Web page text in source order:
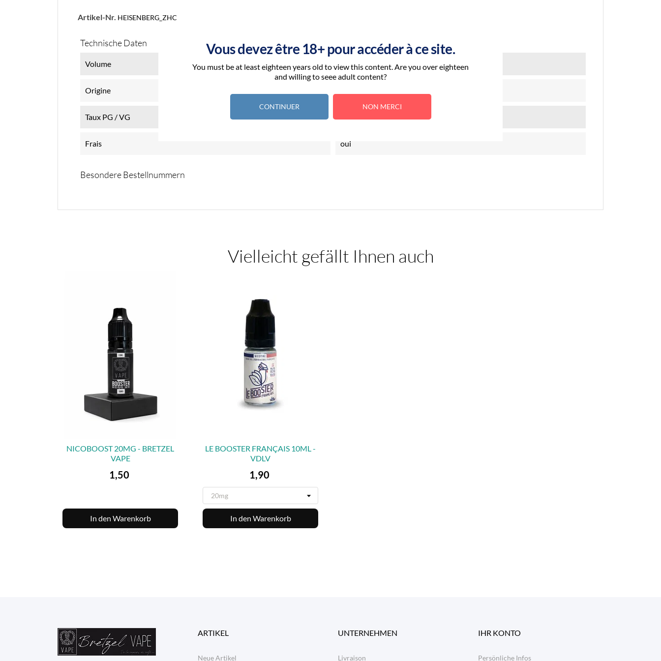
Vous devez être 18+ pour accéder à ce site.
You must be at least eighteen years old to view this content. Are you over eighteen
and willing to seee adult content?
CONTINUER NON MERCI
Artikel-Nr. HEISENBERG_ZHC
Technische Daten
Volume 50ML
Origine
Taux PG / VG
Frais oui
Besondere Bestellnummern
Vielleicht gefällt Ihnen auch
VORSCHAU
NICOBOOST 20MG - BRETZEL
VAPE
Preis
1,50
In den Warenkorb
VORSCHAU
LE BOOSTER FRANÇAIS 10ML -
VDLV
Preis
1,90
In den Warenkorb
ARTIKEL
Neue Artikel
UNTERNEHMEN
Livraison
IHR KONTO
Persönliche Infos